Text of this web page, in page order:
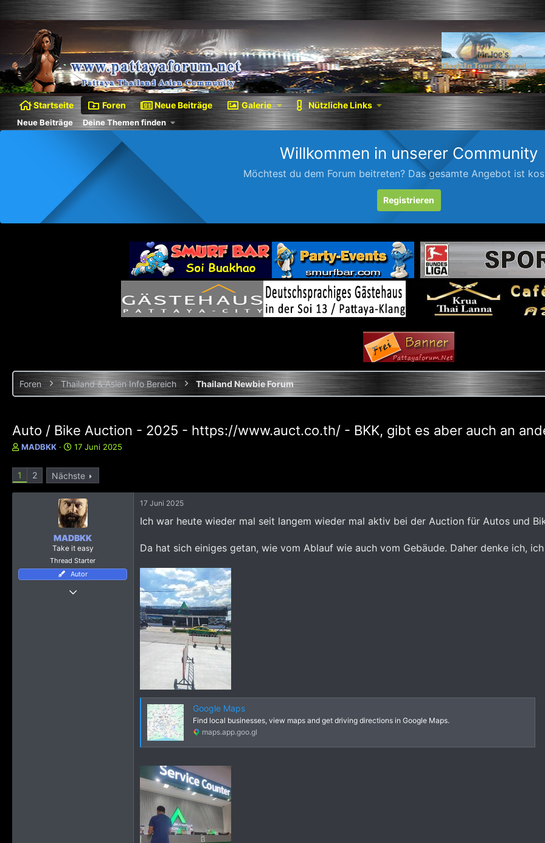
Startseite Foren Neue Beiträge Galerie Nützliche Links
Neue Beiträge Deine Themen finden
Willkommen in unserer Community
Möchtest du dem Forum beitreten? Das gesamte Angebot ist
Registrieren
Foren Thailand & Asien Info Bereich Thailand Newbie Forum
Auto / Bike Auction - 2025 - https://www.auct.co.th/ - BKK, gibt es aber auch an
E
s
MADBKK
E
s
t
l
l
t
a
m
17 Juni 2025
1 2 Nächste
MADBKK
Take it easy
Thread Starter
Autor
17 Juni 2025
Ich war heute wieder mal seit langem wieder mal aktiv bei der Auction für Autos und
Da hat sich einiges getan, wie vom Ablauf wie auch vom Gebäude. Daher denke ich,
Google Maps
Find local businesses, view maps and get driving directions in Google Maps.
maps.app.goo.gl